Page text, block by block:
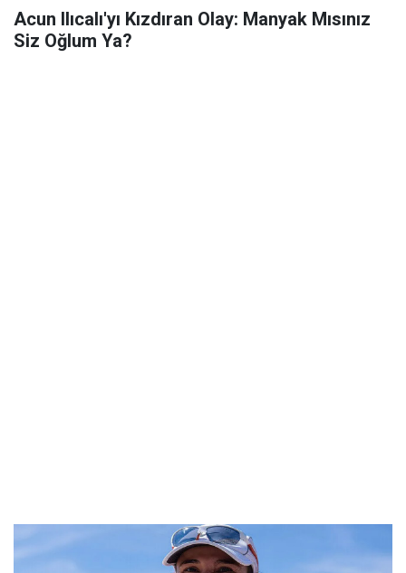
Acun Ilıcalı'yı Kızdıran Olay: Manyak Mısınız
Siz Oğlum Ya?